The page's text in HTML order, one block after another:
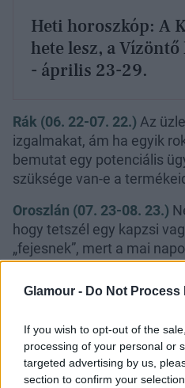
Glamour - Do Not
If you wish to opt-out of the
processing of your personal or
targeted advertising by us,
section to confirm your
Heti horoszkóp: A
hete lesz, a
- április 23-29.
Rák (06. 22-07. 22.) Az
izgalmakat, ám ha egyik
bemutat egy potenciális
szüksége van-e a
Oroszlán (07. 23-08. 23.)
hogy tetszél egy kapzsi
„fejesnek”, mert a mai
önfegyelmed
Szűz (08. 24-09. 23.)
állásajánlatnak vagy
közösségi oldalakon